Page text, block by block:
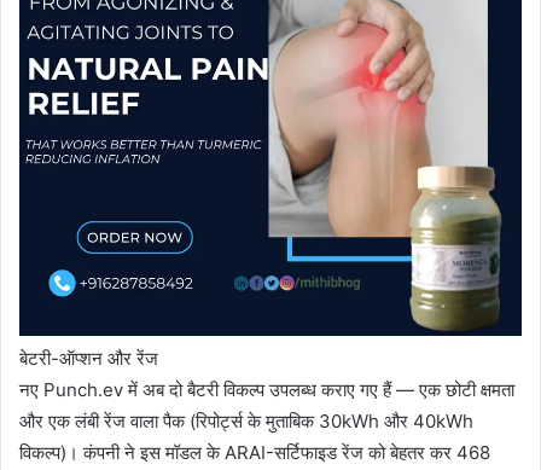
बेटरी-ऑप्शन और रेंज
नए Punch.ev में अब दो बैटरी विकल्प उपलब्ध कराए गए हैं — एक छोटी क्षमता
और एक लंबी रेंज वाला पैक (रिपोर्ट्स के मुताबिक 30kWh और 40kWh
विकल्प)। कंपनी ने इस मॉडल के ARAI-सर्टिफाइड रेंज को बेहतर कर 468